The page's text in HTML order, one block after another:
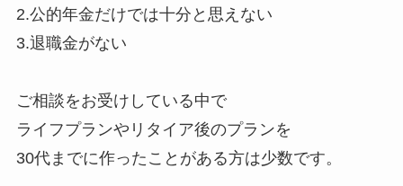
2.公的年金だけでは十分と思えない
3.退職金がない
ご相談をお受けしている中で
ライフプランやリタイア後のプランを
30代までに作ったことがある方は少数です。